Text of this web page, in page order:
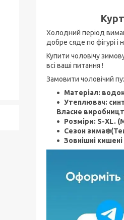
Холодний період
добре сяде по фігурі
Купити чоловічу
всі ваші питання !
Замовити чоловічий
Матеріал:
Утеплювач:
Власне
Розміри: S-XL.
Сезон
Зовнішні